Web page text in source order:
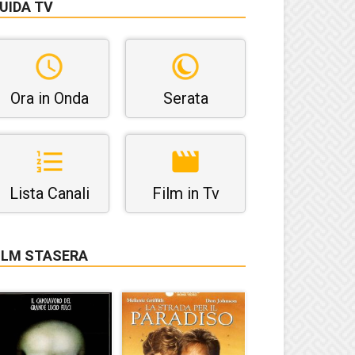
TV
Ora in Onda Serata
Lista Canali Film in Tv
STASERA